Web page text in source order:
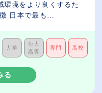
環境をより良くするた
日本で最も...
大学
短大
高専
専門 高校
る